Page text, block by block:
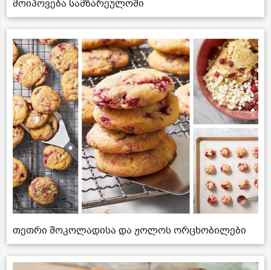
მოიპოვება სამზარეულოში
თეთრი შოკოლადისა და ჟოლოს ორცხობილები